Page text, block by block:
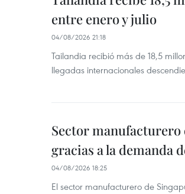
entre enero y julio
04/08/2026 21:18
Tailandia recibió más de 18,5
llegadas internacionales
Sector
gracias a la demanda
04/08/2026 18:25
El sector manufacturero de